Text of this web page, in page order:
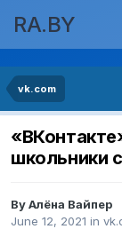
RA.BY
vk.com
школьники
ByАлёна Вайпер
June 12, 2021 in